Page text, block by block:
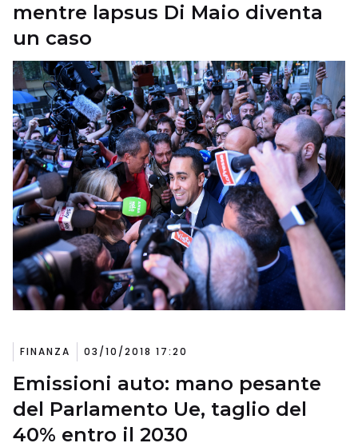
mentre lapsus Di Maio diventa
un caso
FINANZA 03/10/2018 17:20
Emissioni auto: mano pesante
del Parlamento Ue, taglio del
40% entro il 2030